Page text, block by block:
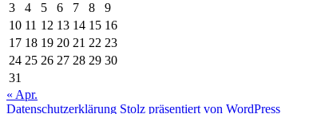
3
4 5 6 7 8
9
10 11 12 13 14 15 16
17 18 19 20 21 22 23
24 25 26 27 28 29 30
31
« Apr.
Datenschutzerklärung Stolz präsentiert von WordPress